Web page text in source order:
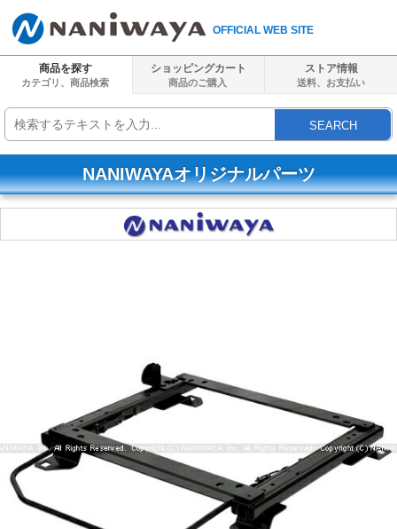
OFFICIAL WEB SITE
商品を探す
カテゴリ、商品検索
ショッピングカート
商品のご購入
ストア情報
送料、 お支払い
SEARCH
NANIWAYAオリジナルパーツ